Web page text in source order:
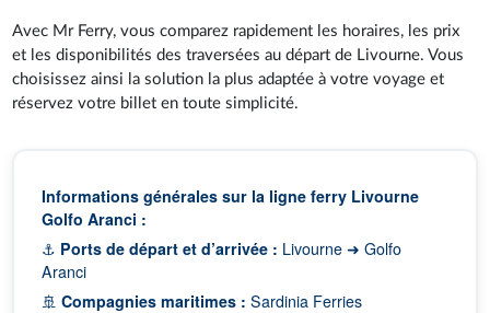
Avec Mr Ferry, vous comparez rapidement les horaires, les prix
et les disponibilités des traversées au départ de Livourne. Vous
choisissez ainsi la solution la plus adaptée à votre voyage et
réservez votre billet en toute simplicité.
Informations générales sur la ligne ferry Livourne
Golfo Aranci :
⚓ Ports de départ et d’arrivée : Livourne ➜ Golfo
Aranci
🚢Compagnies maritimes : Sardinia Ferries